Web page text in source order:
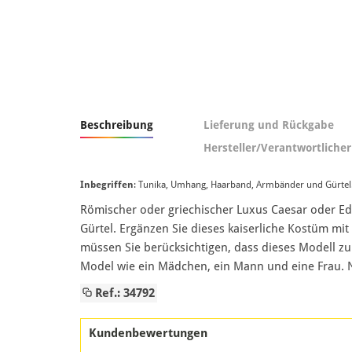
Beschreibung
Lieferung und Rückgabe
Hersteller/
Inbegriffen: Tunika, Umhang, Haarband, Armbänder und
Römischer oder griechischer Luxus Caesar oder
Gürtel. Ergänzen Sie dieses kaiserliche Kostüm
müssen Sie berücksichtigen, dass dieses Modell
Model wie ein Mädchen, ein Mann und eine Frau.
Ref.: 34792
Kundenbewertungen